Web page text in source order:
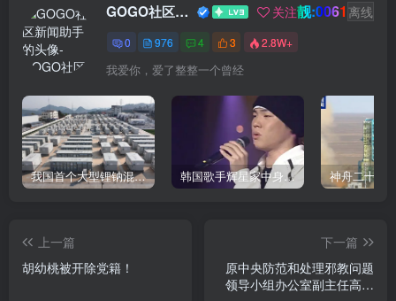
GOGO社区新闻助手 关注靓:0061 离线
0 976 4 3 2.8W+
我爱你，爱了整整一个曾经
我国首个大型锂钠混合储能站投产，开启储能新时代 韩国歌手辉星家中身亡，终年43岁，警方调查死因
上一篇
胡幼桃被开除党籍！
下一篇
原中央防范和处理邪教问题
领导小组办公室副主任高以